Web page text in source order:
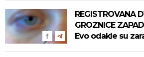
REGISTROVANA
GROZNICE
Evo odakle su